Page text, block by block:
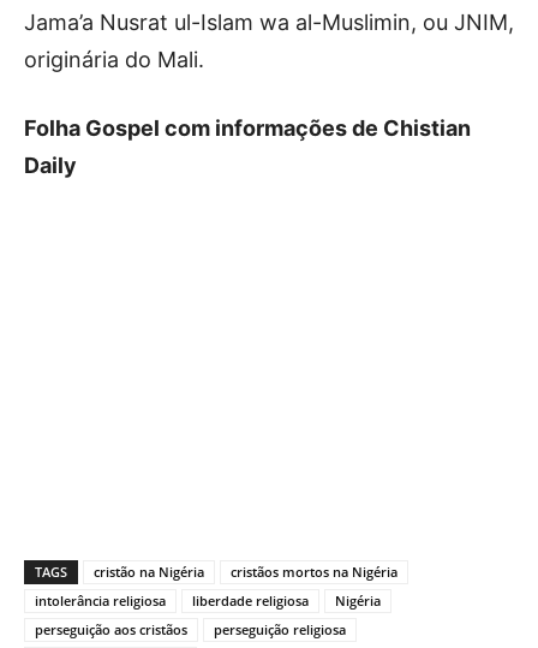
Jama’a Nusrat ul-Islam wa al-Muslimin, ou JNIM,
originária do Mali.
Folha Gospel com informações de Chistian
Daily
TAGS cristão na Nigéria
cristãos mortos na Nigéria
intolerância religiosa
liberdade religiosa
Nigéria
perseguição aos cristãos
perseguição religiosa